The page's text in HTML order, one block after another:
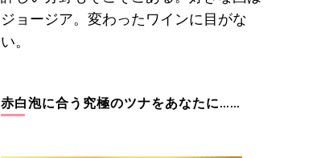
ジョージア。変わったワインに目がな
い。
赤白泡に合う究極のツナをあなたに……